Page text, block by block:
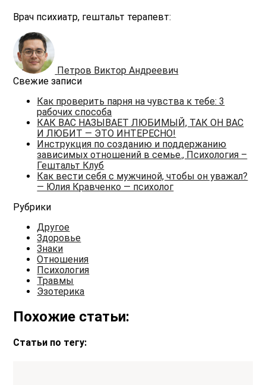
Врач психиатр, гештальт терапевт:
Петров Виктор Андреевич
Свежие записи
Как проверить парня на чувства к тебе: 3
рабочих способа
КАК ВАС НАЗЫВАЕТ ЛЮБИМЫЙ, ТАК ОН ВАС
И ЛЮБИТ — ЭТО ИНТЕРЕСНО!
Инструкция по созданию и поддержанию
зависимых отношений в семье., Психология –
Гештальт Клуб
Как вести себя с мужчиной, чтобы он уважал?
— Юлия Кравченко — психолог
Рубрики
Другое
Здоровье
Знаки
Отношения
Психология
Травмы
Эзотерика
Похожие статьи:
Статьи по тегу: